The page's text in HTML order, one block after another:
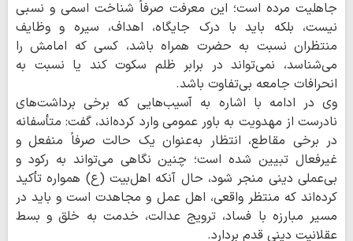
جاهلیت مرده است؛ این معرفت صرفاً شناخت اسمی و نسبی
نیست، بلکه باید با درک جایگاه، اهداف، سیره و وظایف
منتظران نسبت به حضرت همراه باشد، کسی که امامش را
می‌شناسد، نمی‌تواند در برابر ظلم سکوت کند یا نسبت به
انحرافات جامعه بی‌تفاوت باشد.
وی در ادامه با اشاره به آسیب‌هایی که برخی برداشت‌های
نادرست از مهدویت به باور عمومی وارد کرده‌اند، گفت: متأسفانه
در برخی مقاطع، انتظار به‌عنوان یک حالت صرفاً منفعل و
غیرفعال تبیین شده است؛ چنین نگاهی می‌تواند به رکود و
بی‌عملی دینی منجر شود، حال آنکه اهل‌بیت (ع) همواره تأکید
کرده‌اند که منتظر واقعی، اهل عمل و مجاهدت است و باید در
مسیر مبارزه با فساد، ترویج عدالت، خدمت به خلق و بسط
عقلانیت دینی قدم بردارد.